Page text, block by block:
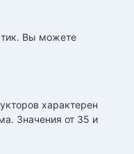
Вы можете
характерен
Значения от 35 и